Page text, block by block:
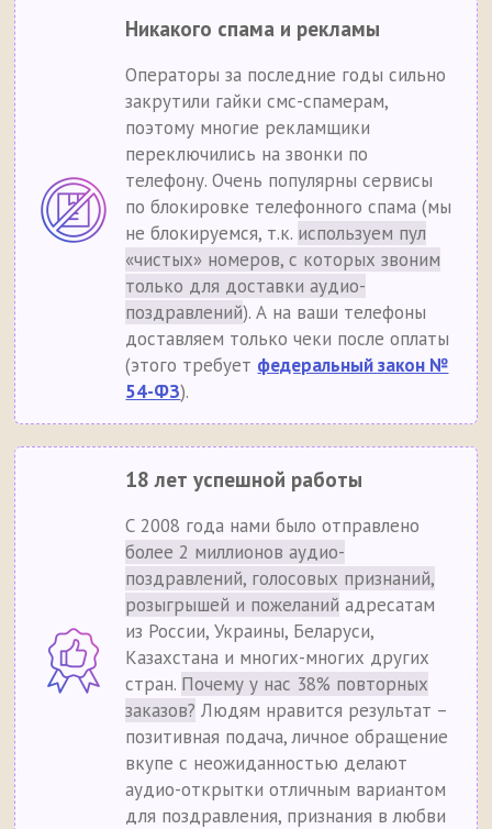
Никакого спама и рекламы
Операторы за последние годы сильно
закрутили гайки смс-спамерам,
поэтому многие рекламщики
переключились на звонки по
телефону. Очень популярны сервисы
по блокировке телефонного спама (мы
не блокируемся, т.к. используем пул
«чистых» номеров, с которых звоним
только для доставки аудио-
поздравлений). А на ваши телефоны
доставляем только чеки после оплаты
(этого требует федеральный закон №
54-ФЗ).
18 лет успешной работы
С 2008 года нами было отправлено
более 2 миллионов аудио-
поздравлений, голосовых признаний,
розыгрышей и пожеланий адресатам
из России, Украины, Беларуси,
Казахстана и многих-многих других
стран. Почему у нас 38% повторных
заказов? Людям нравится результат –
позитивная подача, личное обращение
вкупе с неожиданностью делают
аудио-открытки отличным вариантом
для поздравления, признания в любви